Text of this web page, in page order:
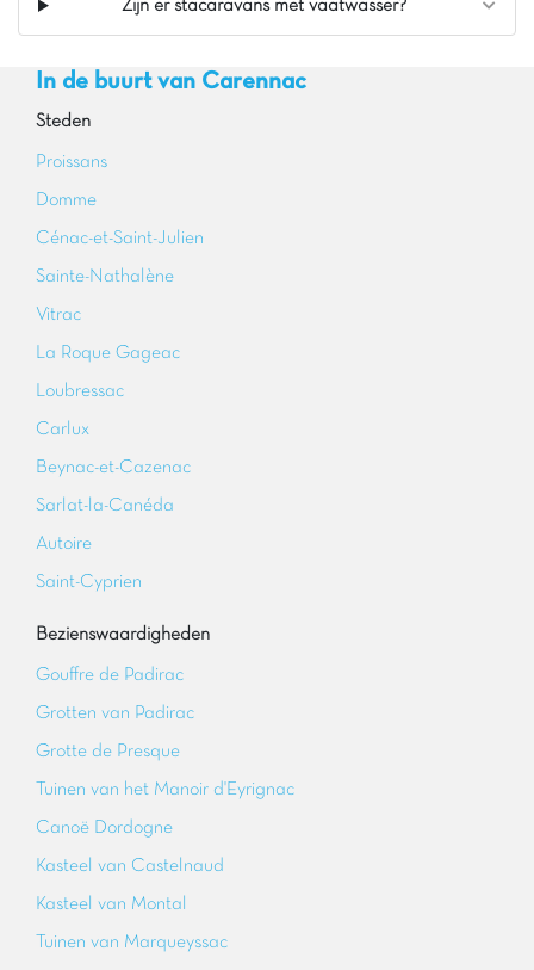
Zijn er stacaravans met vaatwasser?
In de buurt van Carennac
Steden
Proissans
Domme
Cénac-et-Saint-Julien
Sainte-Nathalène
Vitrac
La Roque Gageac
Loubressac
Carlux
Beynac-et-Cazenac
Sarlat-la-Canéda
Autoire
Saint-Cyprien
Bezienswaardigheden
Gouffre de Padirac
Grotten van Padirac
Grotte de Presque
Tuinen van het Manoir d'Eyrignac
Canoë Dordogne
Kasteel van Castelnaud
Kasteel van Montal
Tuinen van Marqueyssac